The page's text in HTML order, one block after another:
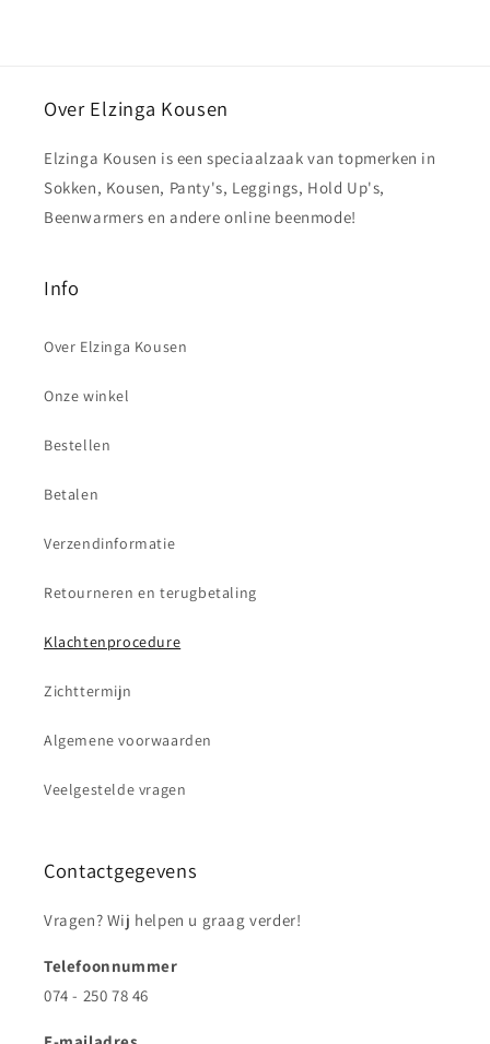
Over Elzinga Kousen
Elzinga Kousen is een speciaalzaak van topmerken in
Sokken, Kousen, Panty's, Leggings, Hold Up's,
Beenwarmers en andere online beenmode!
Info
Over Elzinga Kousen
Onze winkel
Bestellen
Betalen
Verzendinformatie
Retourneren en terugbetaling
Klachtenprocedure
Zichttermijn
Algemene voorwaarden
Veelgestelde vragen
Contactgegevens
Vragen? Wij helpen u graag verder!
Telefoonnummer
074 - 250 78 46